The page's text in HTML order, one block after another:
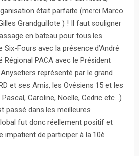
était parfaite (merci Marco
Grandguillote ) ! Il faut souligner
en bateau pour tous les
Six-Fours avec la présence d’André
Régional PACA avec le Président
représenté par le grand
et ses Amis, les Ovésiens 15 et les
Caroline, Noelle, Cedric etc…)
passé dans les meilleures
fut donc réellement positif et
impatient de participer à la 10è